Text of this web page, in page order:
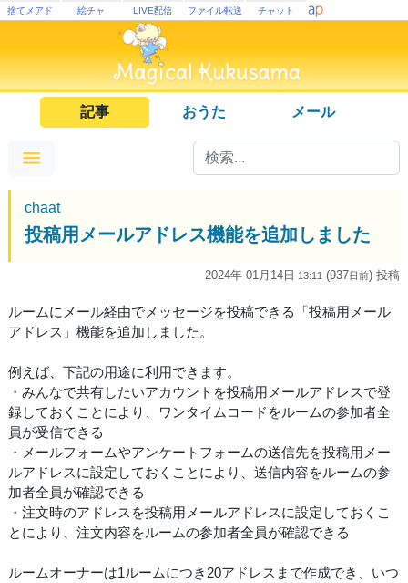
捨てメアド 絵チャ LIVE配信 ファイル転送 チャット
記事 おうた メール
chaat
投稿用メールアドレス機能を追加しました
2024年 01月14日 13:11 (937日前) 投稿
ルームにメール経由でメッセージを投稿できる「投稿用メール
アドレス」機能を追加しました。
例えば、下記の用途に利用できます。
・みんなで共有したいアカウントを投稿用メールアドレスで登
録しておくことにより、ワンタイムコードをルームの参加者全
員が受信できる
・メールフォームやアンケートフォームの送信先を投稿用メー
ルアドレスに設定しておくことにより、送信内容をルームの参
加者全員が確認できる
・注文時のアドレスを投稿用メールアドレスに設定しておくこ
とにより、注文内容をルームの参加者全員が確認できる
ルームオーナーは1ルームにつき20アドレスまで作成でき、いつ